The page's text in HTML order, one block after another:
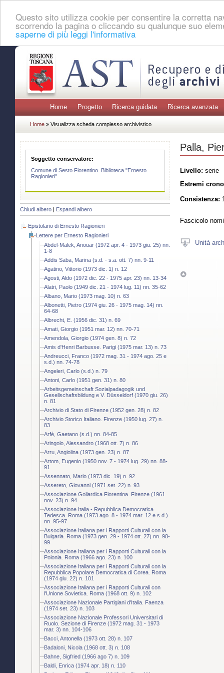
Questo sito utilizza cookie per consentire la corretta
scorrendo la pagina o cliccando su qualunque suo
saperne di più leggi l'informativa
Home Progetto Ricerca guidata Ricerca avanzata
Home » Visualizza scheda complesso archivistico
Soggetto conservatore:
Comune di Sesto Fiorentino. Biblioteca "Ernesto
Ragionieri"
Chiudi albero Espandi albero
Epistolario di Ernesto Ragionieri
Lettere per Ernesto Ragionieri
Abdel-Malek, Anouar (1972 apr. 4 - 1973 giu. 25) nn.
1-8
Addis Saba, Marina (s.d. - s.a. ott. 7) nn. 9-11
Agatino, Vittorio (1973 dic. 1) n. 12
Agosti, Aldo (1972 dic. 22 - 1975 apr. 23) nn. 13-34
Alatri, Paolo (1949 dic. 21 - 1974 lug. 11) nn. 35-62
Albano, Mario (1973 mag. 10) n. 63
Albonetti, Pietro (1974 giu. 26 - 1975 mag. 14) nn.
64-68
Albrecht, E. (1956 dic. 31) n. 69
Amati, Giorgio (1951 mar. 12) nn. 70-71
Amendola, Giorgio (1974 gen. 8) n. 72
Amis d'Henri Barbusse. Parigi (1975 mar. 13) n. 73
Andreucci, Franco (1972 mag. 31 - 1974 ago. 25 e
s.d.) nn. 74-78
Angeleri, Carlo (s.d.) n. 79
Antoni, Carlo (1951 gen. 31) n. 80
Arbeitsgemeinschaft Sozialpadagogik und
Gesellschaftsbildung e V. Düsseldorf (1970 giu. 26)
n. 81
Archivio di Stato di Firenze (1952 gen. 28) n. 82
Archivio Storico Italiano. Firenze (1950 lug. 27) n.
83
Arfè, Gaetano (s.d.) nn. 84-85
Aringolo, Alessandro (1968 ott. 7) n. 86
Arru, Angiolina (1973 gen. 23) n. 87
Artom, Eugenio (1950 nov. 7 - 1974 lug. 29) nn. 88-
91
Assennato, Mario (1973 dic. 19) n. 92
Assereto, Giovanni (1971 set. 22) n. 93
Associazione Goliardica Fiorentina. Firenze (1961
nov. 23) n. 94
Associazione Italia - Repubblica Democratica
Tedesca. Roma (1973 ago. 8 - 1974 mar. 12 e s.d.)
nn. 95-97
Associazione Italiana per i Rapporti Culturali con la
Bulgaria. Roma (1973 gen. 29 - 1974 ott. 27) nn. 98-
99
Associazione Italiana per i Rapporti Culturali con la
Polonia. Roma (1966 ago. 23) n. 100
Associazione Italiana per i Rapporti Culturali con la
Repubblica Popolare Democratica di Corea. Roma
(1974 giu. 22) n. 101
Associazione Italiana per i Rapporti Culturali con
l'Unione Sovietica. Roma (1968 ott. 9) n. 102
Associazione Nazionale Partigiani d'Italia. Faenza
(1974 set. 23) n. 103
Associazione Nazionale Professori Universitari di
Ruolo. Sezione di Firenze (1972 mag. 31 - 1973
mar. 3) nn. 104-106
Bacci, Antonella (1973 ott. 28) n. 107
Badaloni, Nicola (1968 ott. 3) n. 108
Bahne, Sigfried (1966 ago 7) n. 109
Baldi, Enrica (1974 apr. 18) n. 110
Palla,
Livello: serie
Estremi
Consistenza:
Fascicolo
Unità